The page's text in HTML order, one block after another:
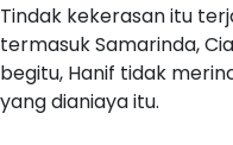
Tindak kekerasan itu
termasuk Samarinda,
begitu, Hanif tidak
yang dianiaya itu.